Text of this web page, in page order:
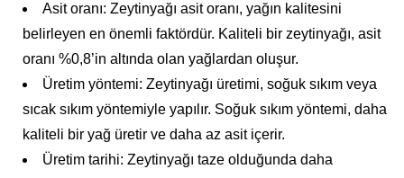
Asit oranı: Zeytinyağı asit oranı, yağın kalitesini
belirleyen en önemli faktördür. Kaliteli bir zeytinyağı, asit
oranı %0,8’in altında olan yağlardan oluşur.
Üretim yöntemi: Zeytinyağı üretimi, soğuk sıkım veya
sıcak sıkım yöntemiyle yapılır. Soğuk sıkım yöntemi, daha
kaliteli bir yağ üretir ve daha az asit içerir.
Üretim tarihi: Zeytinyağı taze olduğunda daha